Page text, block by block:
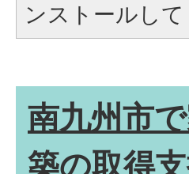
ンストールして
南九州市
築の取得